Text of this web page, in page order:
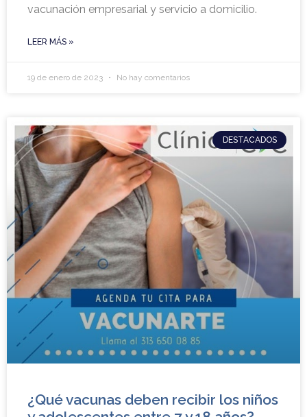
vacunación empresarial y servicio a domicilio.
LEER MÁS »
19 de enero de 2023 No hay comentarios
DESTACADOS
¿Qué vacunas deben recibir los niños